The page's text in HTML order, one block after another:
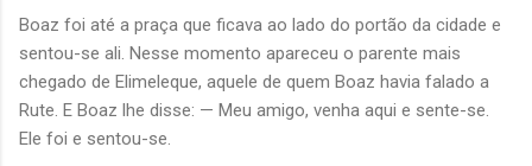
Boaz foi até a praça que ficava ao lado do portão da cidade e
sentou-se ali. Nesse momento apareceu o parente mais
chegado de Elimeleque, aquele de quem Boaz havia falado a
Rute. E Boaz lhe disse: — Meu amigo, venha aqui e sente-se.
Ele foi e sentou-se.